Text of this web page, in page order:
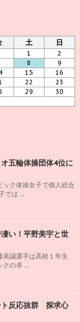
土 日
1
2
8
9
15
16
22
23
29
30
五輪体操団体4位に
ク体操女子で個人総合
では ...
い！平野美宇と世
誠選手は高校１年生
クの卓 ...
ト反応抜群 探求心